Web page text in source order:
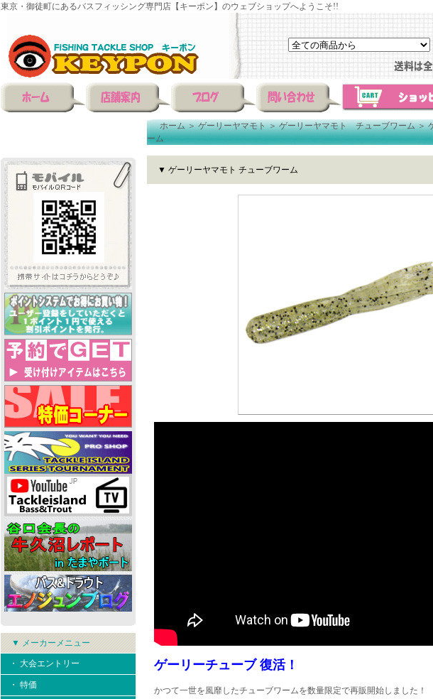
東京・御徒町にあるバスフィッシング専門店【キーポン】のウェブショップへようこそ!!
▼ メーカーメニュー
・ 大会エントリー
・ 特価
ホーム＞ゲーリーヤマモト＞ゲーリーヤマモト チューブワーム＞
ーム
▼ ゲーリーヤマモト チューブワーム
ゲーリーチューブ 復活！
かつて一世を風靡したチューブワームを数量限定で再販開始しました！